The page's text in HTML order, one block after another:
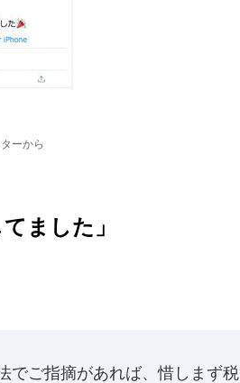
ーから
ました」
でご指摘があれば、惜しまず税